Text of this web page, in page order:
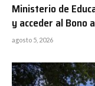
Ministerio de
y acceder al Bono
agosto 5, 2026